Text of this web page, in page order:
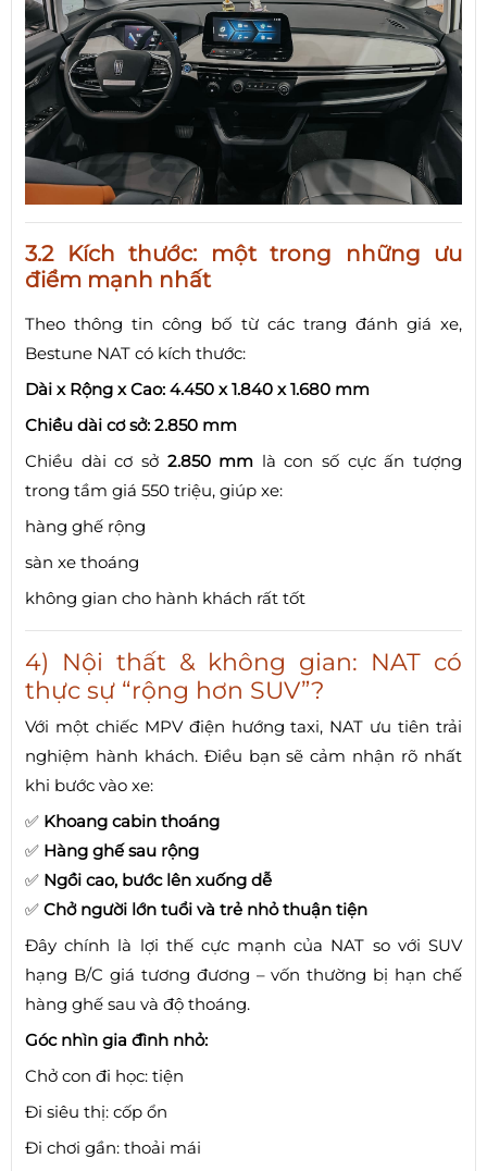
3.2 Kích thước: một trong những ưu
điểm mạnh nhất
Theo thông tin công bố từ các trang đánh giá xe,
Bestune NAT có kích thước:
Dài x Rộng x Cao: 4.450 x 1.840 x 1.680 mm
Chiều dài cơ sở: 2.850 mm
Chiều dài cơ sở 2.850 mm là con số cực ấn tượng
trong tầm giá 550 triệu, giúp xe:
hàng ghế rộng
sàn xe thoáng
không gian cho hành khách rất tốt
4) Nội thất & không gian: NAT có
thực sự “rộng hơn SUV”?
Với một chiếc MPV điện hướng taxi, NAT ưu tiên trải
nghiệm hành khách. Điều bạn sẽ cảm nhận rõ nhất
khi bước vào xe:
✅ Khoang cabin thoáng
✅ Hàng ghế sau rộng
✅ Ngồi cao, bước lên xuống dễ
✅ Chở người lớn tuổi và trẻ nhỏ thuận tiện
Đây chính là lợi thế cực mạnh của NAT so với SUV
hạng B/C giá tương đương – vốn thường bị hạn chế
hàng ghế sau và độ thoáng.
Góc nhìn gia đình nhỏ:
Chở con đi học: tiện
Đi siêu thị: cốp ổn
Đi chơi gần: thoải mái